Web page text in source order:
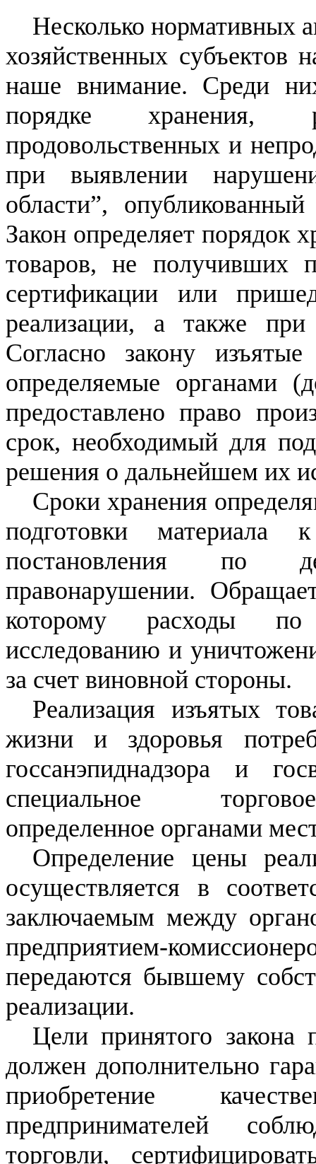
Несколько нормативных
хозяйственных субъектов
наше внимание. Среди
порядке хранения,
продовольственных и
при выявлении
области”,
Закон определяет порядок
товаров, не получивших
сертификации или
реализации, а также при
Согласно закону
определяемые органами
предоставлено право
срок, необходимый для
решения о дальнейшем их
Сроки хранения
подготовки материала
постановления по
правонарушении.
которому расходы по
исследованию и
за счет виновной стороны.
Реализация изъятых
жизни и здоровья
госсанэпиднадзора и
специальное
определенное органами
Определение цены
осуществляется в
заключаемым между
предприятием-
передаются бывшему
реализации.
Цели принятого
должен дополнительно
приобретение
предпринимателей
торговли,